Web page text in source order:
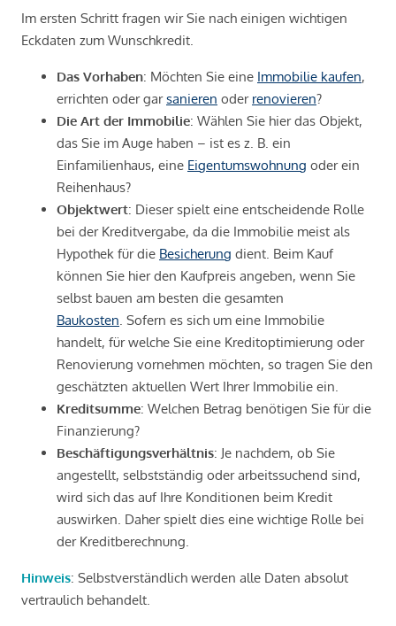
Im ersten Schritt fragen wir Sie nach einigen wichtigen
Eckdaten zum Wunschkredit.
Das Vorhaben: Möchten Sie eine Immobilie kaufen,
errichten oder garsanieren oder renovieren?
Die Art der Immobilie: Wählen Sie hier das Objekt,
das Sie im Auge haben – ist es z. B. ein
Einfamilienhaus, eine Eigentumswohnung oder ein
Reihenhaus?
Objektwert: Dieser spielt eine entscheidende Rolle
bei der Kreditvergabe, da die Immobilie meist als
Hypothek für die Besicherung dient. Beim Kauf
können Sie hier den Kaufpreis angeben, wenn Sie
selbst bauen am besten die gesamten
Baukosten . Sofern es sich um eine Immobilie
handelt, für welche Sie eine Kreditoptimierung oder
Renovierung vornehmen möchten, so tragen Sie den
geschätzten aktuellen Wert Ihrer Immobilie ein.
Kreditsumme: Welchen Betrag benötigen Sie für die
Finanzierung?
Beschäftigungsverhältnis: Je nachdem, ob Sie
angestellt, selbstständig oder arbeitssuchend sind,
wird sich das auf Ihre Konditionen beim Kredit
auswirken. Daher spielt dies eine wichtige Rolle bei
der Kreditberechnung.
Hinweis: Selbstverständlich werden alle Daten absolut
vertraulich behandelt.